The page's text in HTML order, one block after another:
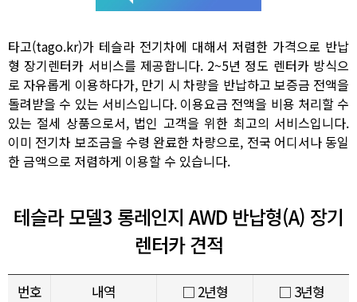
타고(tago.kr)가 테슬라 전기차에 대해서 저렴한 가격으로 반납
형 장기렌터카 서비스를 제공합니다. 2~5년 정도 렌터카 방식으
로 자유롭게 이용하다가, 만기 시 차량을 반납하고 보증금 전액을
돌려받을 수 있는 서비스입니다. 이용요금 전액을 비용 처리할 수
있는 절세 상품으로서, 법인 고객을 위한 최고의 서비스입니다.
이미 전기차 보조금을 수령 완료한 차량으로, 전국 어디서나 동일
한 금액으로 저렴하게 이용할 수 있습니다.
테슬라 모델3 롱레인지 AWD 반납형(A) 장기
렌터카 견적
번호 내역 □ 2년형 □ 3년형